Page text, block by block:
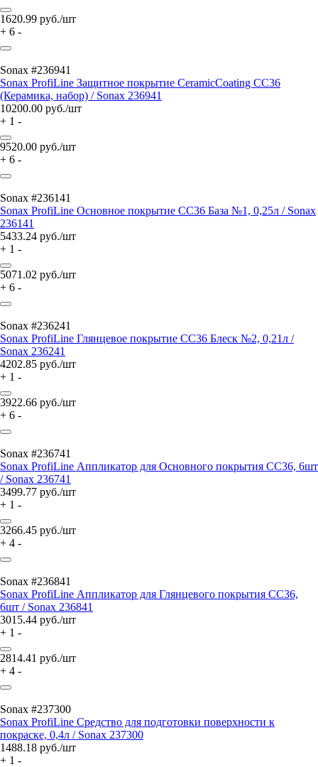
1620.99 руб./шт
+ 6 -
Sonax #236941
Sonax ProfiLine Защитное покрытие CeramicCoating CC36
(Керамика, набор) / Sonax 236941
10200.00 руб./шт
+ 1 -
9520.00 руб./шт
+ 6 -
Sonax #236141
Sonax ProfiLine Основное покрытие CC36 База №1, 0,25л / Sonax
236141
5433.24 руб./шт
+ 1 -
5071.02 руб./шт
+ 6 -
Sonax #236241
Sonax ProfiLine Глянцевое покрытие CC36 Блеск №2, 0,21л /
Sonax 236241
4202.85 руб./шт
+ 1 -
3922.66 руб./шт
+ 6 -
Sonax #236741
Sonax ProfiLine Аппликатор для Основного покрытия CC36, 6шт
/ Sonax 236741
3499.77 руб./шт
+ 1 -
3266.45 руб./шт
+ 4 -
Sonax #236841
Sonax ProfiLine Аппликатор для Глянцевого покрытия CC36,
6шт / Sonax 236841
3015.44 руб./шт
+ 1 -
2814.41 руб./шт
+ 4 -
Sonax #237300
Sonax ProfiLine Средство для подготовки поверхности к
покраске, 0,4л / Sonax 237300
1488.18 руб./шт
+ 1 -